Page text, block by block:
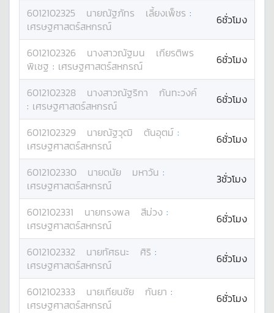
6012102325 นายณัฐภัทร เลี้ยงเพ็ชร :
เศรษฐศาสตร์สหกรณ์
6ชั่วโมง
6012102326 นางสาวณัฐมน
เกียรติพร
พิเชฐ : เศรษฐศาสตร์สหกรณ์ 6ชั่วโมง
6012102328 นางสาวณัฐริกา
กันทะวงค์
: เศรษฐศาสตร์สหกรณ์ 6ชั่วโมง
6012102329 นายณัฐวุฒิ ตันอุตม์ :
เศรษฐศาสตร์สหกรณ์
6ชั่วโมง
6012102330 นายดนัย มหาวัน :
เศรษฐศาสตร์สหกรณ์
3ชั่วโมง
6012102331 นายทรงพล สีม่วง :
เศรษฐศาสตร์สหกรณ์
6ชั่วโมง
6012102332 นายทัศธนะ ศิริ :
เศรษฐศาสตร์สหกรณ์
6ชั่วโมง
6012102333 นายเทียนชัย กันยา :
เศรษฐศาสตร์สหกรณ์
6ชั่วโมง